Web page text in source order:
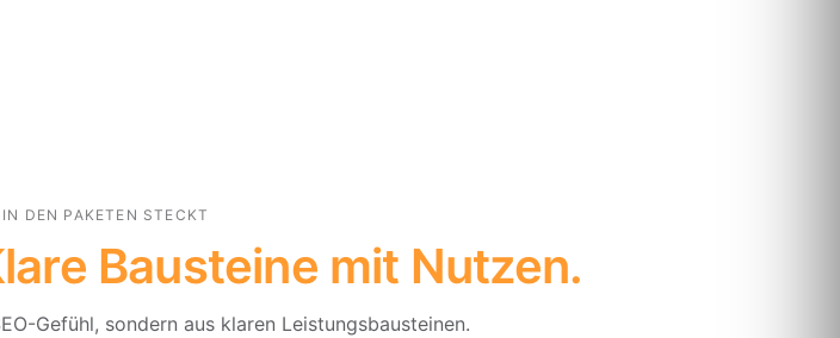
DEN PAKETEN STECKT
Bausteine mit Nutzen.
Gefühl, sondern aus klaren Leistungsbausteinen.